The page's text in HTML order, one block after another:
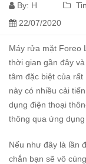
By: H
22/07/2020
Máy rửa mặt Foreo
thời gian gần đây
tâm đặc biệt của
này có nhiều cải
dụng điện thoại
thông qua ứng dụng
Nếu như đây là lần
chắn bạn sẽ vô